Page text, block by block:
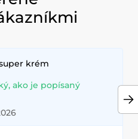
krém
ako je popísaný